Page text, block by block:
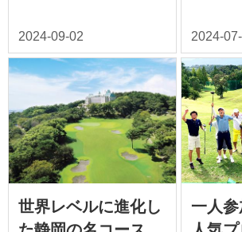
ブ」
世界レベルに進化し
一人参